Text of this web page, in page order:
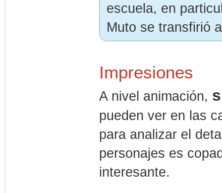
escuela, en
Muto se transfirió
Impresiones
A nivel animación,
pueden ver en las
para analizar el
personajes es
interesante.